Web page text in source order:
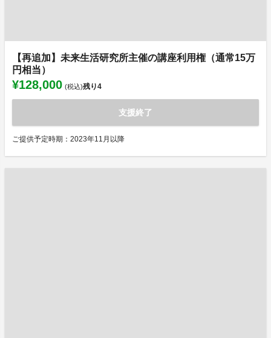
【再追加】未来生活研究所主催の講座利用権（通常15万
円相当）
¥128,000 (税込)残り4
支援終了
ご提供予定時期：2023年11月以降